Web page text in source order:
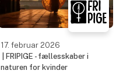
17. februar 2026
| FRIPIGE - fællesskaber i
naturen for kvinder